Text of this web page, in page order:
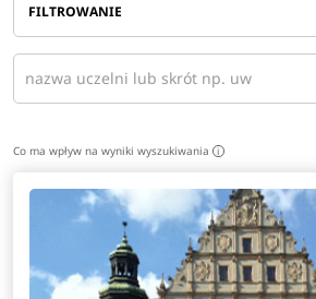
FILTROWANIE
Co ma wpływ na wyniki wyszukiwania i